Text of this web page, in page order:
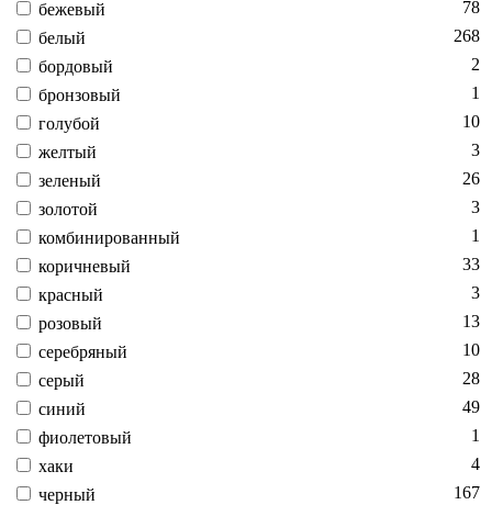
бе­жевый
78
бе­лый
268
бор­до­вый
2
брон­зо­вый
1
го­лубой
10
жел­тый
3
зе­леный
26
зо­лотой
3
ком­би­ниро­ван­ный
1
ко­рич­не­вый
33
крас­ный
3
ро­зовый
13
се­реб­ря­ный
10
се­рый
28
си­ний
49
фи­оле­товый
1
ха­ки
4
чер­ный
167